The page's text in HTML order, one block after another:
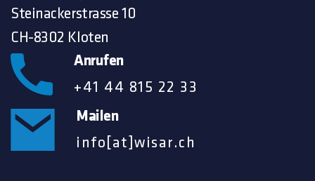
Steinackerstrasse 10
CH-8302 Kloten
Anrufen
+41 44 815 22 33
Mailen
info[at]wisar.ch